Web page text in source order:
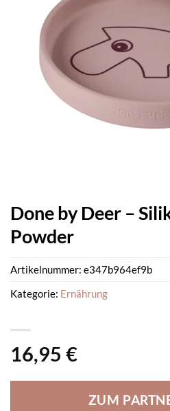
Done by Deer –
Powder
16,95 €
ZUM
Artikelnummer: e347b964ef9b
Kategorie: Ernährung